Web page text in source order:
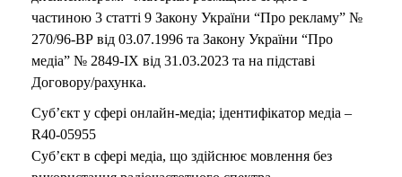
частиною 3 статті 9 Закону України “Про рекламу” №
270/96-ВР від 03.07.1996 та Закону України “Про
медіа” № 2849-IX від 31.03.2023 та на підставі
Договору/рахунка.
Суб’єкт у сфері онлайн-медіа; ідентифікатор медіа –
R40-05955
Суб’єкт в сфері медіа, що здійснює мовлення без